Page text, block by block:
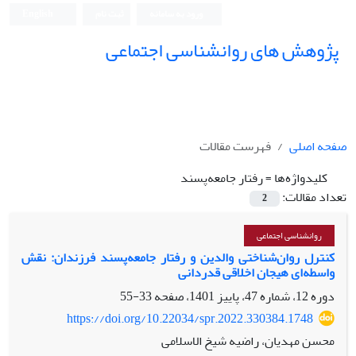
پژوهش های روانشناسی اجتماعی
صفحه اصلی
فهرست مقالات
کلیدواژه‌ها =رفتار جامعه‌پسند
تعداد مقالات:
2
روانشناسی اجتماعی
کنترل روان‌شناختی والدین و رفتار جامعه‌پسند فرزندان: نقش
واسطه‌ای هیجان اخلاقی قدردانی
دوره 12، شماره 47، پاییز 1401، صفحه
33-55
https://doi.org/10.22034/spr.2022.330384.1748
محسن مهدیان، راضیه شیخ الاسلامی